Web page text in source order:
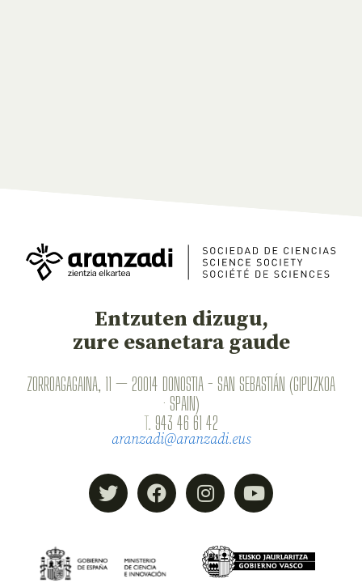
Entzuten dizugu,
zure esanetara gaude
ZORROAGAGAINA, 11 — 20014 DONOSTIA - SAN SEBASTIÁN (GIPUZKOA
· SPAIN)
T. 943 46 61 42
aranzadi@aranzadi.eus